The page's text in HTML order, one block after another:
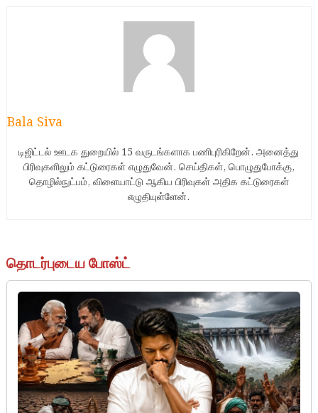
Bala Siva
டிஜிட்டல் ஊடக துறையில் 15 வருடங்களாக பணிபுரிகிறேன். அனைத்து
பிரிவுகளிலும் கட்டுரைகள் எழுதுவேன். செய்திகள், பொழுதுபோக்கு,
தொழில்நுட்பம், விளையாட்டு ஆகிய பிரிவுகள் அதிக கட்டுரைகள்
எழுதியுள்ளேன்.
தொடர்புடைய போஸ்ட்